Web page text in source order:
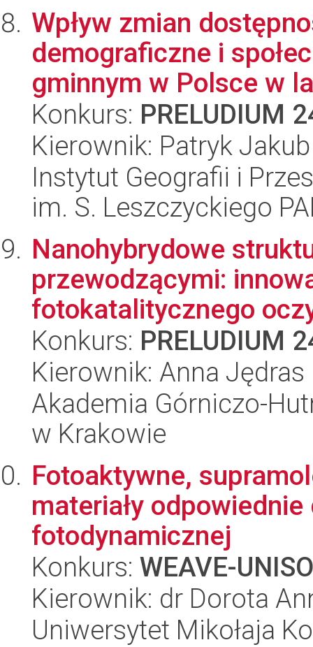
Wpływ zmian
demograficzne i
gminnym w Polsce w
Konkurs: PRELUDIUM
Kierownik: Patryk
Instytut Geografii i
im. S. Leszczyckiego
Nanohybrydowe
przewodzącymi:
fotokatalitycznego
Konkurs: PRELUDIUM
Kierownik: Anna Jędras
Akademia Górniczo-
w Krakowie
Fotoaktywne,
materiały
fotodynamicznej
Konkurs: WEAVE-
Kierownik: dr Dorota
Uniwersytet Mikołaja